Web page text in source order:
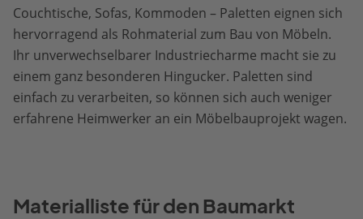
Couchtische, Sofas, Kommoden – Paletten eignen sich
hervorragend als Rohmaterial zum Bau von Möbeln.
Ihr unverwechselbarer Industriecharme macht sie zu
einem ganz besonderen Hingucker. Paletten sind
einfach zu verarbeiten, so können sich auch weniger
erfahrene Heimwerker an ein Möbelbauprojekt wagen.
Materialliste für den Baumarkt